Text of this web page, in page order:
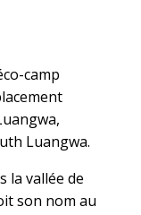
camp
Luangwa.
la vallée de
son nom au